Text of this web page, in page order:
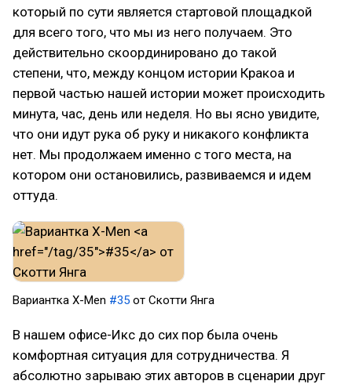
который по сути является стартовой площадкой
для всего того, что мы из него получаем. Это
действительно скоординировано до такой
степени, что, между концом истории Кракоа и
первой частью нашей истории может происходить
минута, час, день или неделя. Но вы ясно увидите,
что они идут рука об руку и никакого конфликта
нет. Мы продолжаем именно с того места, на
котором они остановились, развиваемся и идем
оттуда.
Вариантка X-Men #35 от Скотти Янга
В нашем офисе-Икс до сих пор была очень
комфортная ситуация для сотрудничества. Я
абсолютно зарываю этих авторов в сценарии друг